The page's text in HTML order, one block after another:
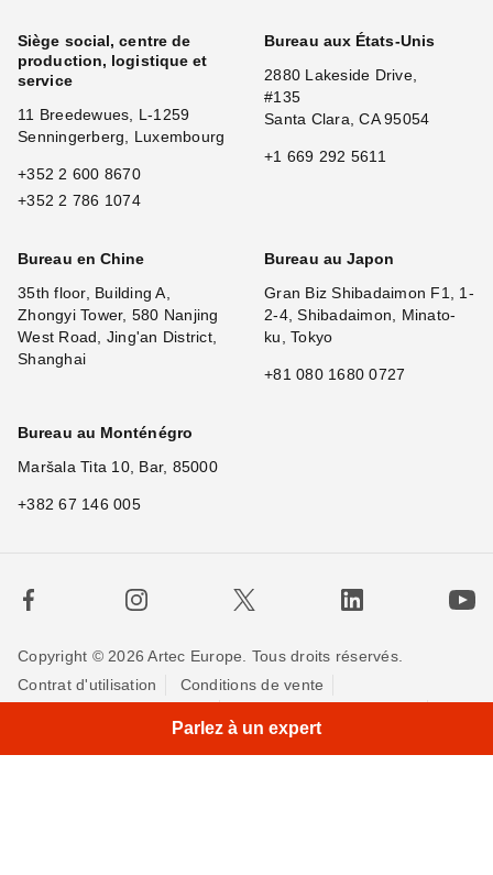
Siège social, centre de
production, logistique et
service
11 Breedewues, L-1259
Senningerberg, Luxembourg
+352 2 600 8670
+352 2 786 1074
Bureau aux États-Unis
2880 Lakeside Drive,
#135
Santa Clara, CA 95054
+1 669 292 5611
Bureau en Chine
35th floor, Building A,
Zhongyi Tower, 580 Nanjing
West Road, Jing'an District,
Shanghai
Bureau au Japon
Gran Biz Shibadaimon F1, 1-
2-4, Shibadaimon, Minato-
ku, Tokyo
+81 080 1680 0727
Bureau au Monténégro
Maršala Tita 10, Bar, 85000
+382 67 146 005
Copyright © 2026 Artec Europe. Tous droits réservés.
Contrat d'utilisation
Conditions de vente
Parlez à un expert